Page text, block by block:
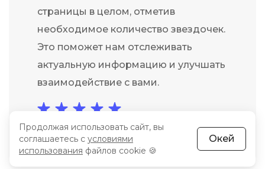
страницы в целом, отметив
необходимое количество звездочек.
Это поможет нам отслеживать
актуальную информацию и улучшать
взаимодействие с вами.
среднее: 5 из 5 Всего 559 голосов
Продолжая использовать сайт, вы
соглашаетесь с условиями
использования файлов cookie 🍪
Окей